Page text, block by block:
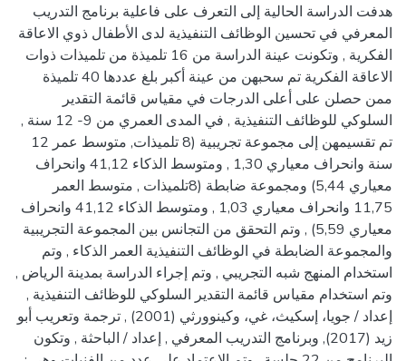
هدفت الدراسة الحالية إلى التعرف على فاعلية برنامج التدريب
المعرفي في تحسين الوظائف التنفيذية لدى الأطفال ذوي الاعاقة
الفكرية , وتكونت عينة الدراسة من 16 تلميذة من تلميذات ذوات
الاعاقة الفكرية تم سحبهن من عينة أكبر بلغ عددها 40 تلميذة
ممن حصلن على أعلى الدرجات في مقياس قائمة التقدير
السلوكي للوظائف التنفيذية , في المدى العمري من 9- 12 سنة ,
تم تقسيمهن إلى مجموعة تجريبية (8 تلميذات, متوسط عمر 12
سنة وانحراف معياري 1,30 , ومتوسط الذكاء 41,12 وانحراف
معياري 5,44) ومجموعة ضابطة (8تلميذات , متوسط العمر
11,75 وانحراف معياري 1,03 , ومتوسط الذكاء 41,12 وانحراف
معياري 5,59) , وتم التحقق من التجانس بين المجموعة التجريبية
والمجموعة الضابطة في الوظائف التنفيذية العمر الذكاء , وتم
استخدام المنهج شبه التجريبي , وتم إجراء الدراسة بمدينة الرياض ,
وتم استخدام مقياس قائمة التقدير السلوكي للوظائف التنفيذية ,
إعداد / جويا، إسكيث، غي، وكينوورثي (2001) , ترجمة وتعريب أبو
زيد (2017), وبرنامج التدريب المعرفي , إعداد / الباحثة , وتكون